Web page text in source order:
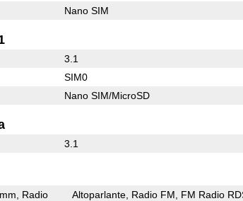
Nano SIM
3.1
SIM0
Nano SIM/MicroSD
3.1
Radio Altoparlante Radio FM FM Radio